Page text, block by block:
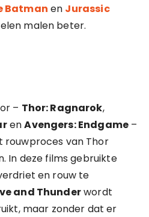
Batman en Jurassic
malen beter.
– Thor: Ragnarok,
enAvengers: Endgame–
rouwproces van Thor
In deze films gebruikte
en rouw te
and Thunderwordt
maar zonder dat er